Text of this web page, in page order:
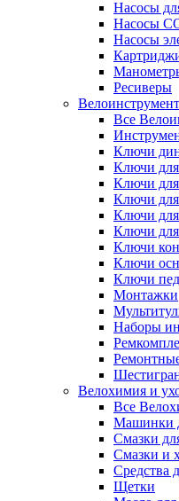
Насосы
Насосы
Насосы
Ресиверы
Все
Ключи
Ключи для
Ключи для
Ключи
Ключи
Ключи
Ключи
Ключи
Ключи
Монтажки
Наборы
Велохимия и
Все
Машинки
Смазки
Смазки и
Средства
Щетки